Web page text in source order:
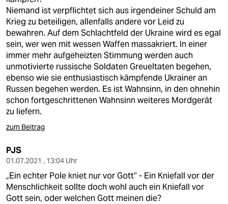
verlag
veranstaltungen
shop
fragen & hilfe
unterstützen
abo
genossenschaft
epaper login
Niemand ist verpflichtet sich aus irgendeiner Schuld am
Krieg zu beteiligen, allenfalls andere vor Leid zu
bewahren. Auf dem Schlachtfeld der Ukraine wird es egal
sein, wer wen mit wessen Waffen massakriert. In einer
immer mehr aufgeheizten Stimmung werden auch
unmotivierte russische Soldaten Greueltaten begehen,
ebenso wie sie enthusiastisch kämpfende Ukrainer an
Russen begehen werden. Es ist Wahnsinn, in den ohnehin
schon fortgeschrittenen Wahnsinn weiteres Mordgerät
zu liefern.
zum Beitrag
PJS
01.07.2021 , 13:04 Uhr
„Ein echter Pole kniet nur vor Gott“ - Ein Kniefall vor der
Menschlichkeit sollte doch wohl auch ein Kniefall vor
Gott sein, oder welchen Gott meinen die?